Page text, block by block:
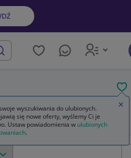
wyszukiwania do ulubionych.
się nowe oferty, wyślemy Ci je
Ustaw powiadomienia w ulubionych
.